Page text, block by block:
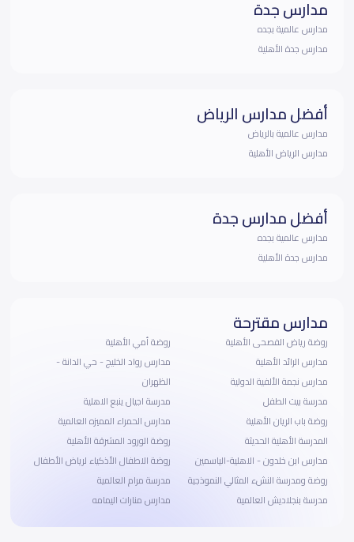
مدارس جدة
مدارس عالمية بجده
مدارس جدة الأهلية
أفضل مدارس الرياض
مدارس عالمية بالرياض
مدارس الرياض الأهلية
أفضل مدارس جدة
مدارس عالمية بجده
مدارس جدة الأهلية
مدارس مقترحة
روضة رياض الفصحى الأهلية
مدارس الرائد الأهلية
مدارس نجمة الألفية الدولية
مدرسة بيت الطفل
روضة باب الريان الأهلية
المدرسة الأهلية الحديثة
مدارس ابن خلدون - الاهلية-الياسمين
روضة ومدرسة النشء المثالي النموذجية
مدرسة بنجلاديش العالمية
روضة أمي الأهلية
مدارس رواد الخليج - حي الدانة -
الظهران
مدرسة اجيال ينبع الاهلية
مدارس الحمراء المميزه العالمية
روضة الورود المشرقة الأهلية
روضة الاطفال الأذكياء لرياض الأطفال
مدرسة مرام العالمية
مدارس منارات اليمامه